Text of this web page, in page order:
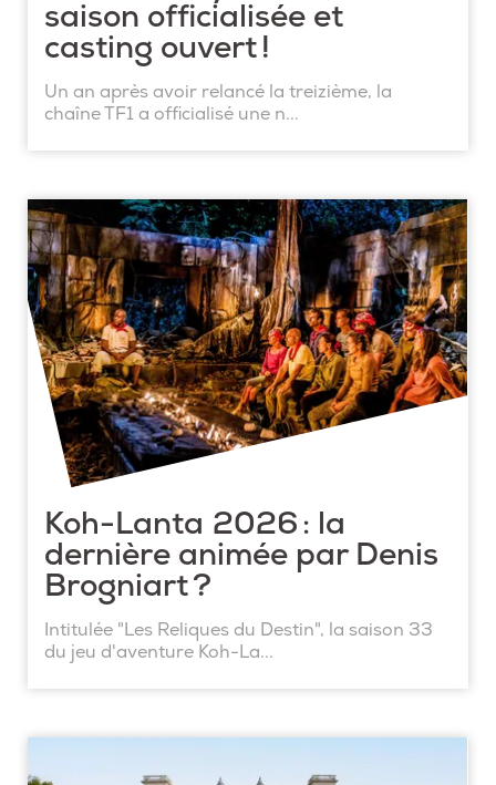
saison officialisée et
casting ouvert !
Un an après avoir relancé la treizième, la
chaîne TF1 a officialisé une n...
Koh-Lanta 2026 : la
dernière animée par Denis
Brogniart ?
Intitulée "Les Reliques du Destin", la saison 33
du jeu d'aventure Koh-La...